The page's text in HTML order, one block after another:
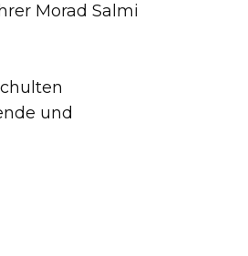
Morad Salmi
und